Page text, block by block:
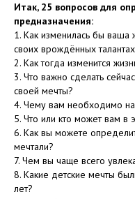
Итак, 25 вопросов для
предназначения:
1. Как изменилась бы ваша
своих врождённых
2. Как тогда изменится
3. Что важно сделать
своей мечты?
4. Чему вам необходимо
5. Что или кто может вам в
6. Как вы можете
мечтали?
7. Чем вы чаще всего
8. Какие детские мечты
лет?